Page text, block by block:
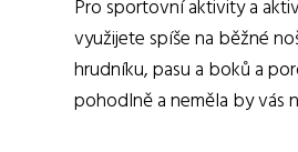
Pro sportovní aktivity a
využijete spíše na běžné
hrudníku, pasu a boků a
pohodlně a neměla by vás